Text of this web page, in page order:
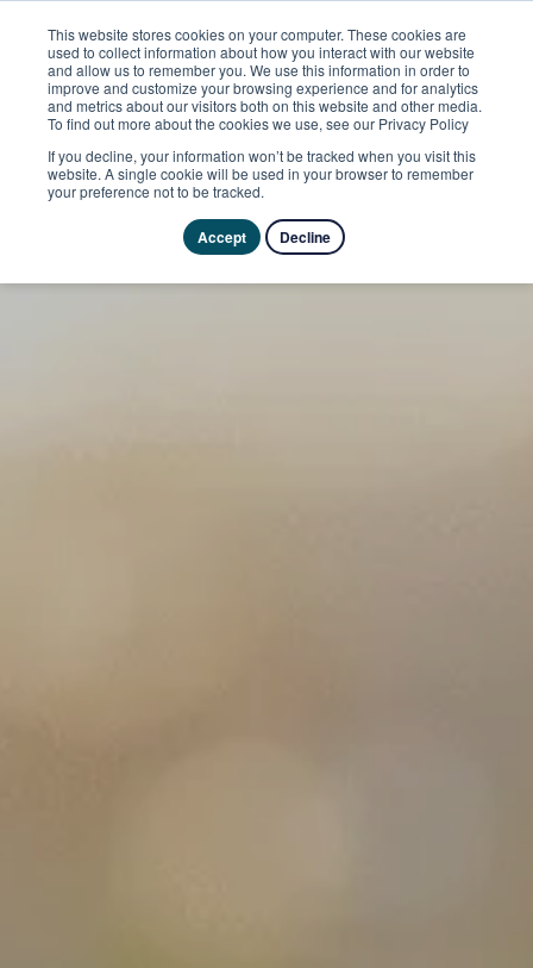
This website stores cookies on your computer. These cookies are
used to collect information about how you interact with our website
and allow us to remember you. We use this information in order to
improve and customize your browsing experience and for analytics
and metrics about our visitors both on this website and other media.
To find out more about the cookies we use, see our Privacy Policy
If you decline, your information won’t be tracked when you visit this
website. A single cookie will be used in your browser to remember
your preference not to be tracked.
Accept Decline